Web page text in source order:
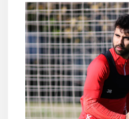
TARAFTAR
BRANŞLAR
HABERLER
İLETİŞİM